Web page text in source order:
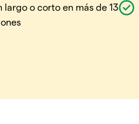
largo o corto en más de 13